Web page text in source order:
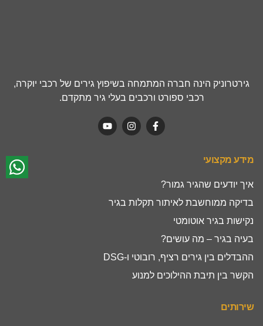
גירטרוניק הינה חברה המתמחה בשיפוץ גירים של רכבי יוקרה,
רכבי ספורט ורכבים בעלי גיר מתקדם.
מידע מקצועי
איך יודעים שהגיר גמור?
בדיקה ממוחשבת לאיתור תקלות בגיר
נקישות בגיר אוטומטי
בעיה בגיר – מה עושים?
ההבדלים בין גירים רציף, רובוטי ו-DSG
הקשר בין תיבת ההילוכים למנוע
שירותים